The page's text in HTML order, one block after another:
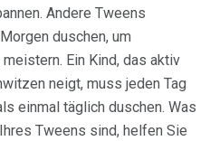
Andere Tweens
duschen, um
Ein Kind, das aktiv
neigt, muss jeden Tag
einmal täglich duschen. Was
Tweens sind, helfen Sie